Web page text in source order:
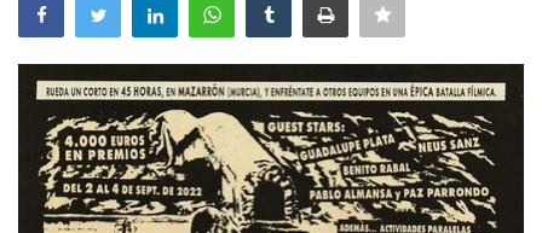
Noticias
Mazarrón Hoy
Entrevistas
Reportajes